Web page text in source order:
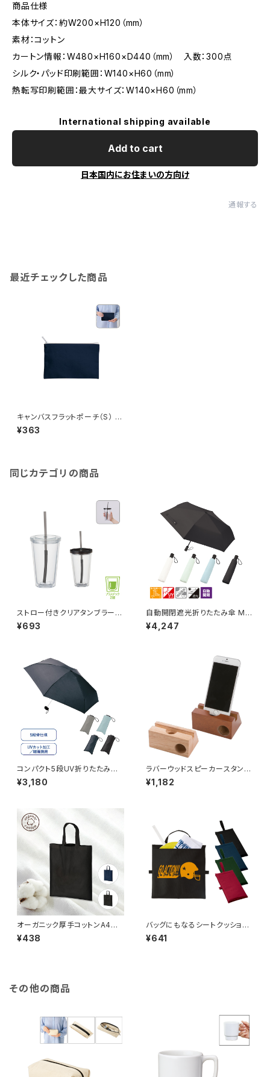
商品仕様
本体サイズ：約W200×H120（mm）
素材：コットン
カートン情報：W480×H160×D440（mm） 入数：300点
シルク・パッド印刷範囲：W140×H60（mm）
熱転写印刷範囲：最大サイズ：W140×H60（mm）
International shipping available
Add to cart
日本国内にお住まいの方向け
通報する
最近チェックした商品
キャンバスフラットポーチ（S） M
G
¥363
同じカテゴリの商品
ストロー付きクリアタンブラー
MG
¥693
自動開閉遮光折りたたみ傘 MG
（スムーズ収納タイプ）
¥4,247
コンパクト5段UV折りたたみ傘
MG
¥3,180
ラバーウッドスピーカースタン
ド シングルホーン MG
¥1,182
オーガニック厚手コットンA4フラ
ットバッグ MG
¥438
バッグにもなるシートクッショ
ン MG
¥641
その他の商品